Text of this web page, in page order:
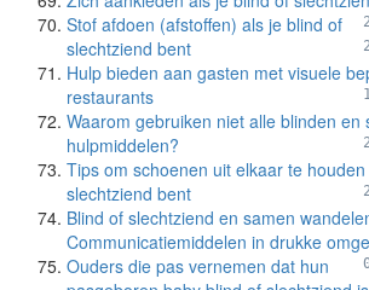
Stof afdoen (afstoffen) als je blind of
slechtziend bent
Hulp bieden aan gasten met visuele
restaurants
Waarom gebruiken niet alle blinden en
hulpmiddelen?
Tips om schoenen uit elkaar te
slechtziend bent
Blind of slechtziend en samen
Communicatiemiddelen in drukke
Ouders die pas vernemen dat hun